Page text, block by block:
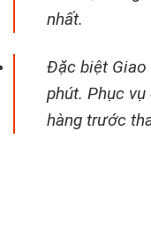
nhất.
Đặc biệt Giao
phút. Phục
hàng trước